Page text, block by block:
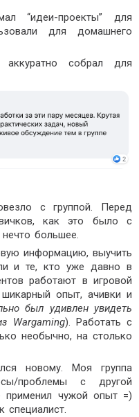
“идеи-проекты” для
для домашнего
собрал для
с группой. Перед
как это было с
большее.
информацию, выучить
и те, кто уже давно в
работают в игровой
опыт, ачивки и
был удивлен увидеть
Wargaming). Работать с
необычно, на столько
новому. Моя группа
проблемы с другой
применил чужой опыт =)
специалист.